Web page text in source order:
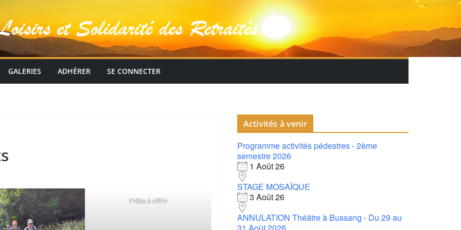
GALERIES ADHÉRER SE CONNECTER
Prête à offrir
Activités à venir
Programme activités pédestres - 2ème
semestre 2026
1 Août 26
STAGE MOSAÏQUE
3 Août 26
ANNULATION Théâtre à Bussang - Du 29 au
31 Août 2026